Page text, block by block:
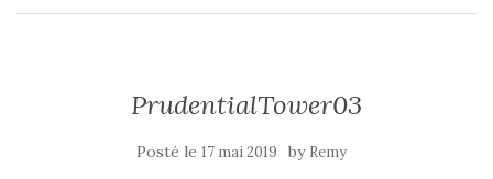
PrudentialTower03
Posté le 17 mai 2019 by Remy